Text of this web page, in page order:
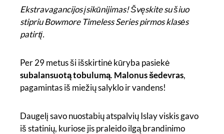
Ekstravagancijos įsikūnijimas! Švęskite su šiuo
stipriu Bowmore Timeless Series pirmos klasės
patirtį.
Per 29 metus ši išskirtinė kūryba pasiekė
subalansuotą tobulumą. Malonus šedevras,
pagamintas iš miežių salyklo ir vandens!
Daugelį savo nuostabių atspalvių Islay viskis gavo
iš statinių, kuriose jis praleido ilgą brandinimo